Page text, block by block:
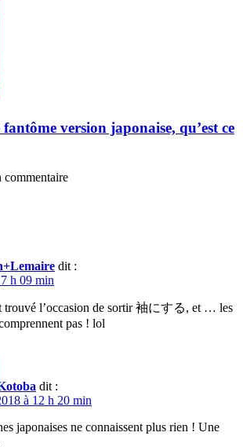
version japonaise, qu’est ce
commentaire
dit :
h 09 min
trouvé l’occasion de sortir 袖にする, et … les
pas ! lol
dit :
à 12 h 20 min
japonaises ne connaissent plus rien ! Une